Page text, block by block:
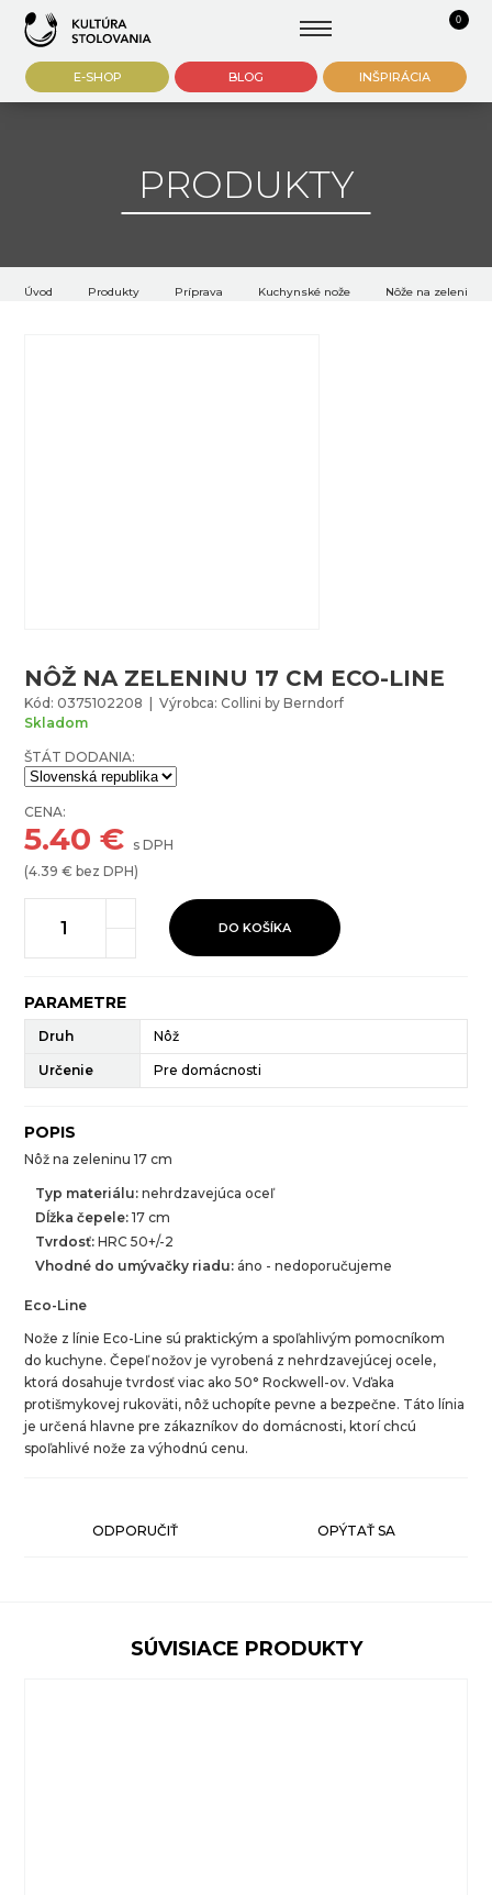
0
E-SHOP BLOG INŠPIRÁCIA
PRODUKTY
Úvod Produkty Príprava Kuchynské nože Nôže na zeleninu
NÔŽ NA ZELENINU 17 CM ECO-LINE
Kód: 0375102208 | Výrobca: Collini by Berndorf
Skladom
ŠTÁT DODANIA:
CENA:
5.40 € s DPH
(4.39 € bez DPH)
DO KOŠÍKA
PARAMETRE
Druh Nôž
Určenie Pre domácnosti
POPIS
Nôž na zeleninu 17 cm
Typ materiálu:nehrdzavejúca oceľ
Dĺžka čepele:17 cm
Tvrdosť: HRC 50+/-2
Vhodné do umývačky riadu: áno - nedoporučujeme
Eco-Line
Nože z línie Eco-Line sú praktickým a spoľahlivým pomocníkom
do kuchyne. Čepeľ nožov je vyrobená z nehrdzavejúcej ocele,
ktorá dosahuje tvrdosť viac ako 50° Rockwell-ov. Vďaka
protišmykovej rukoväti, nôž uchopíte pevne a bezpečne. Táto línia
je určená hlavne pre zákazníkov do domácnosti, ktorí chcú
spoľahlivé nože za výhodnú cenu.
ODPORUČIŤ OPÝTAŤ SA
SÚVISIACE PRODUKTY